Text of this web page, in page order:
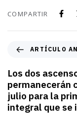
COMPARTIR
ARTÍCULO
Los dos
permanecerán
julio para la
integral que se